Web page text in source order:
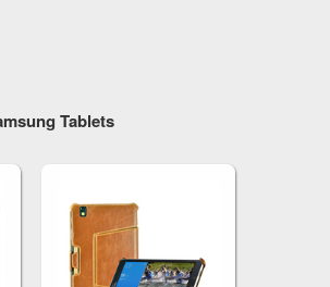
Tablets